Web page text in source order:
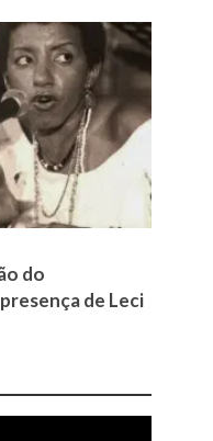
do
de Leci